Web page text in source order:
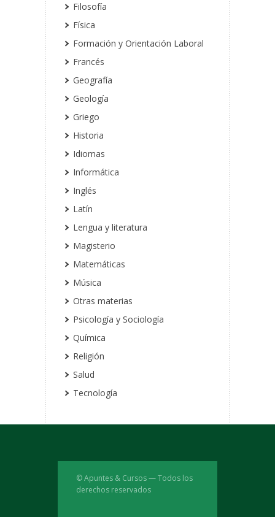
Filosofía
Física
Formación y Orientación Laboral
Francés
Geografía
Geología
Griego
Historia
Idiomas
Informática
Inglés
Latín
Lengua y literatura
Magisterio
Matemáticas
Música
Otras materias
Psicología y Sociología
Química
Religión
Salud
Tecnología
© Apuntes & Cursos — Todos los
derechos reservados